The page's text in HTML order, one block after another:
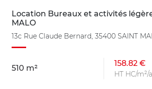
Location Bureaux et activités
MALO
13c Rue Claude Bernard, 35400 SAINT
510 m²
158.82 €
HT HC/m²/